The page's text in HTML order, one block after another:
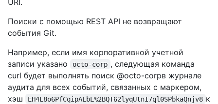
Поиски с помощью REST API не возвращают
события Git.
Например, если имя корпоративной учетной
записи указано
octo-corp , следующая команда
curl будет выполнять поиск @octo-corpв журнале
аудита для всех событий, связанных с маркером,
хэш
EH4L8o6PfCqipALbL%2BQT62lyqUtnI7ql0SPbkaQnjv8 к